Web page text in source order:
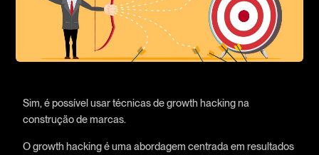
Sim, é possível usar técnicas de growth hacking na
construção de marcas.
O growth hacking é uma abordagem centrada em resultados